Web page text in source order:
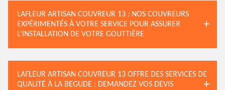
LAFLEUR ARTISAN COUVREUR 13 : NOS COUVREURS
EXPÉRIMENTÉS À VOTRE SERVICE POUR ASSURER
L’INSTALLATION DE VOTRE GOUTTIÈRE
LAFLEUR ARTISAN COUVREUR 13 OFFRE DES SERVICES DE
QUALITÉ À LA BEGUDE : DEMANDEZ VOS DEVIS